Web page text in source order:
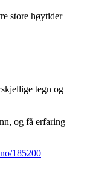
store høytider
tegn og
og få erfaring
185200